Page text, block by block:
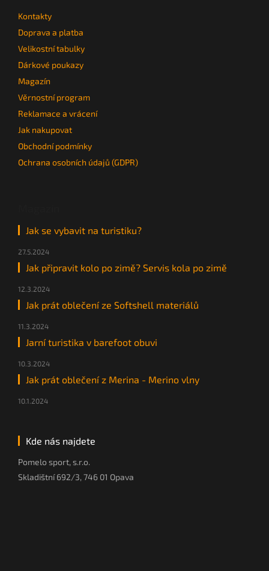
Kontakty
Doprava a platba
Velikostní tabulky
Dárkové poukazy
Magazín
Věrnostní program
Reklamace a vrácení
Jak nakupovat
Obchodní podmínky
Ochrana osobních údajů (GDPR)
Jak se vybavit na turistiku?
27.5.2024
Jak připravit kolo po zimě? Servis kola po zimě
12.3.2024
Jak prát oblečení ze Softshell materiálů
11.3.2024
Jarní turistika v barefoot obuvi
10.3.2024
Jak prát oblečení z Merina - Merino vlny
10.1.2024
Kde nás najdete
Pomelo sport, s.r.o.
Skladištní 692/3, 746 01 Opava